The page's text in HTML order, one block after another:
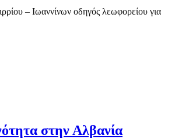
– Ιωαννίνων οδηγός λεωφορείου για
στην Αλβανία